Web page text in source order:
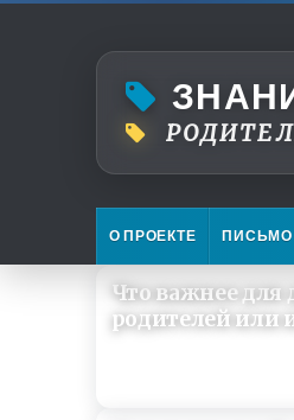
О ПРОЕКТЕ ПИСЬМО
Что важнее для
родителей или